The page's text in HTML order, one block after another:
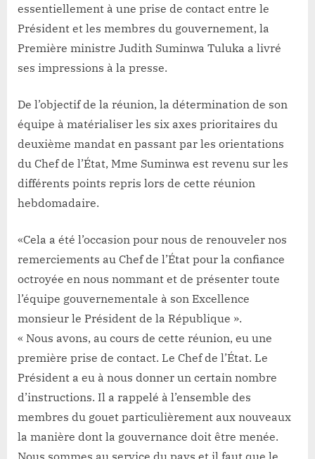
ministres:
«
Il
le
commence
rapidement
»
(Judith
essentiellement à une prise de contact entre le
Président et les membres du gouvernement, la
Première ministre Judith Suminwa Tuluka a livré
ses impressions à la presse.
De l’objectif de la réunion, la détermination de son
équipe à matérialiser les six axes prioritaires du
deuxième mandat en passant par les orientations
du Chef de l’État, Mme Suminwa est revenu sur les
différents points repris lors de cette réunion
hebdomadaire.
«Cela a été l’occasion pour nous de renouveler nos
remerciements au Chef de l’État pour la confiance
octroyée en nous nommant et de présenter toute
l’équipe gouvernementale à son Excellence
monsieur le Président de la République ».
« Nous avons, au cours de cette réunion, eu une
première prise de contact. Le Chef de l’État. Le
Président a eu à nous donner un certain nombre
d’instructions. Il a rappelé à l’ensemble des
membres du gouet particulièrement aux nouveaux
la manière dont la gouvernance doit être menée.